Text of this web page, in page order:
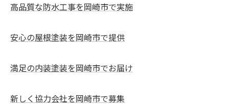
高品質な防水工事を岡崎市で実施
安心の屋根塗装を岡崎市で提供
満足の内装塗装を岡崎市でお届け
新しく協力会社を岡崎市で募集